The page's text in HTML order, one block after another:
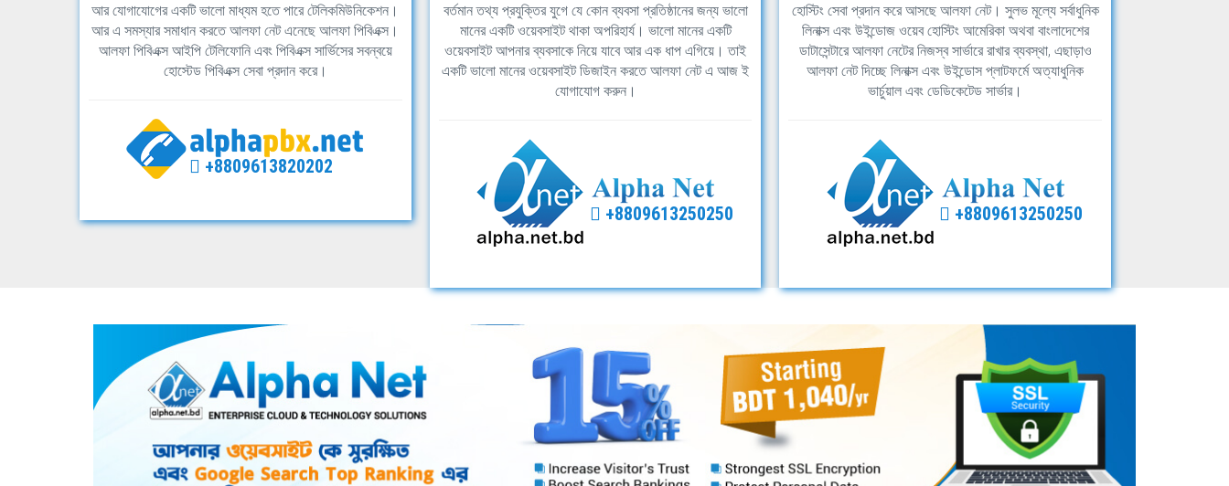
আর যোগাযোগের একটি ভালো মাধ্যম হতে পারে টেলিকমিউনিকেশন।
আর এ সমস্যার সমাধান করতে আলফা নেট এনেছে আলফা পিবিএক্স।
আলফা পিবিএক্স আইপি টেলিফোনি এবং পিবিএক্স সার্ভিসের সবন্বয়ে
হোস্টেড পিবিএক্স সেবা প্রদান করে।
+8809613820202
বর্তমান তথ্য প্রযুক্তির যুগে যে কোন ব্যবসা প্রতিষ্ঠানের জন্য ভালো
মানের একটি ওয়েবসাইট থাকা অপরিহার্য। ভালো মানের একটি
ওয়েবসাইট আপনার ব্যবসাকে নিয়ে যাবে আর এক ধাপ এগিয়ে। তাই
একটি ভালো মানের ওয়েবসাইট ডিজাইন করতে আলফা নেট এ আজ ই
যোগাযোগ করুন।
+8809613250250
হোস্টিং সেবা প্রদান করে আসছে আলফা নেট। সুলভ মূল্যে সর্বাধুনিক
লিনাক্স এবং উইন্ডোজ ওয়েব হোস্টিং আমেরিকা অথবা বাংলাদেশের
ডাটাসেন্টারে আলফা নেটের নিজস্ব সার্ভারে রাখার ব্যবস্থা, এছাড়াও
আলফা নেট দিচ্ছে লিনাক্স এবং উইন্ডোস প্লাটফর্মে অত্যাধুনিক
ভার্চুয়াল এবং ডেডিকেটেড সার্ভার।
+8809613250250